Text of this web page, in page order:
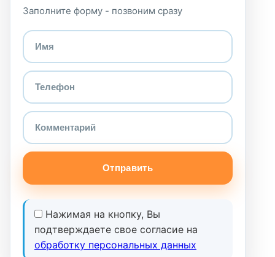
Заполните форму - позвоним сразу
Отправить
Нажимая на кнопку, Вы
подтверждаете свое согласие на
обработку персональных данных